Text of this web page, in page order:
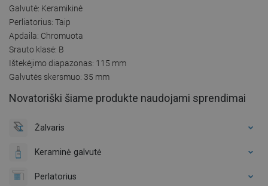
Galvutė: Keramikinė
Perliatorius: Taip
Apdaila: Chromuota
Srauto klasė: B
Ištekėjimo diapazonas: 115 mm
Galvutės skersmuo: 35 mm
Novatoriški šiame produkte naudojami sprendimai
Žalvaris
Keraminė galvutė
Perlatorius